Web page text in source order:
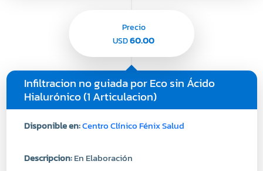
Infiltracion no guiada por Eco sin Ácido
Hialurónico (1 Articulacion)
Disponible en:Centro Clínico Fénix Salud
Descripcion:En Elaboración
Precio
USD60.00